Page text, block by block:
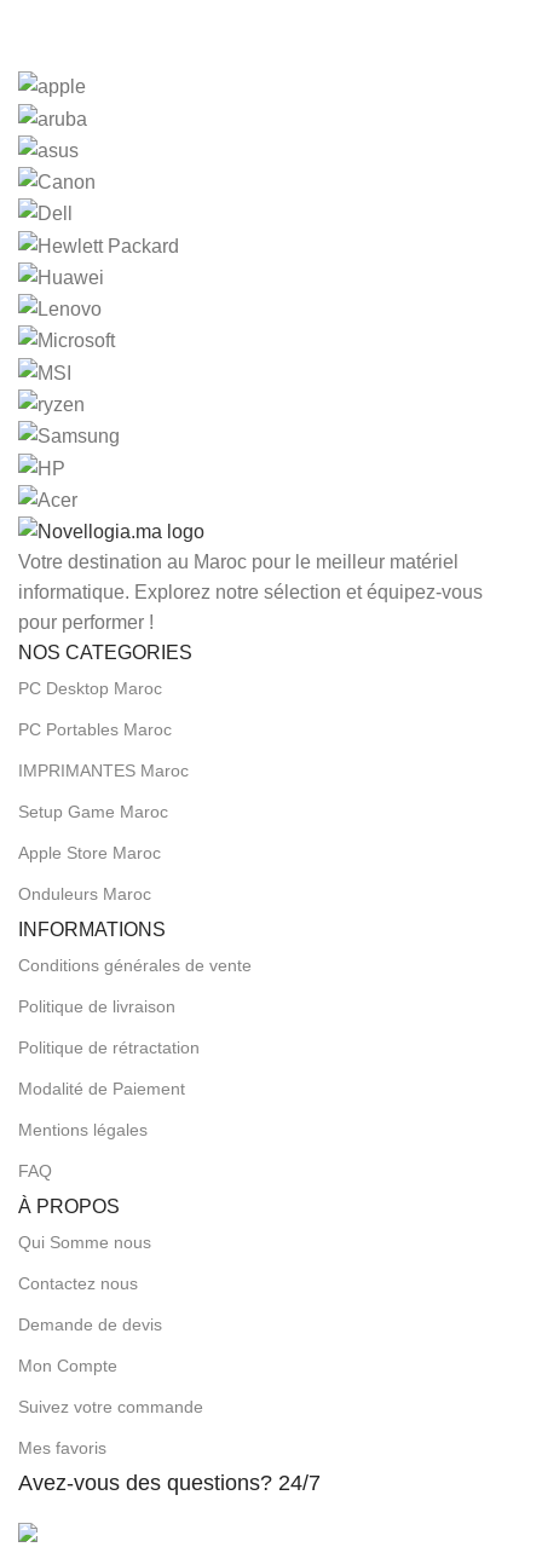
Votre destination au Maroc pour le meilleur matériel
informatique. Explorez notre sélection et équipez-vous
pour performer !
NOS CATEGORIES
PC Desktop Maroc
PC Portables Maroc
IMPRIMANTES Maroc
Setup Game Maroc
Apple Store Maroc
Onduleurs Maroc
INFORMATIONS
Conditions générales de vente
Politique de livraison
Politique de rétractation
Modalité de Paiement
Mentions légales
FAQ
À PROPOS
Qui Somme nous
Contactez nous
Demande de devis
Mon Compte
Suivez votre commande
Mes favoris
Avez-vous des questions? 24/7